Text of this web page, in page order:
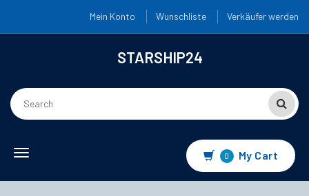
Mein Konto Wunschliste Verkäufer werden
STARSHIP24
Toggle
0 My Cart